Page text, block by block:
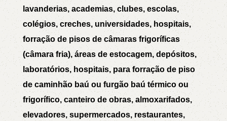
lavanderias, academias, clubes, escolas,
colégios, creches, universidades, hospitais,
forração de pisos de câmaras frigoríficas
(câmara fria), áreas de estocagem, depósitos,
laboratórios, hospitais, para forração de piso
de caminhão baú ou furgão baú térmico ou
frigorífico, canteiro de obras, almoxarifados,
elevadores, supermercados, restaurantes,